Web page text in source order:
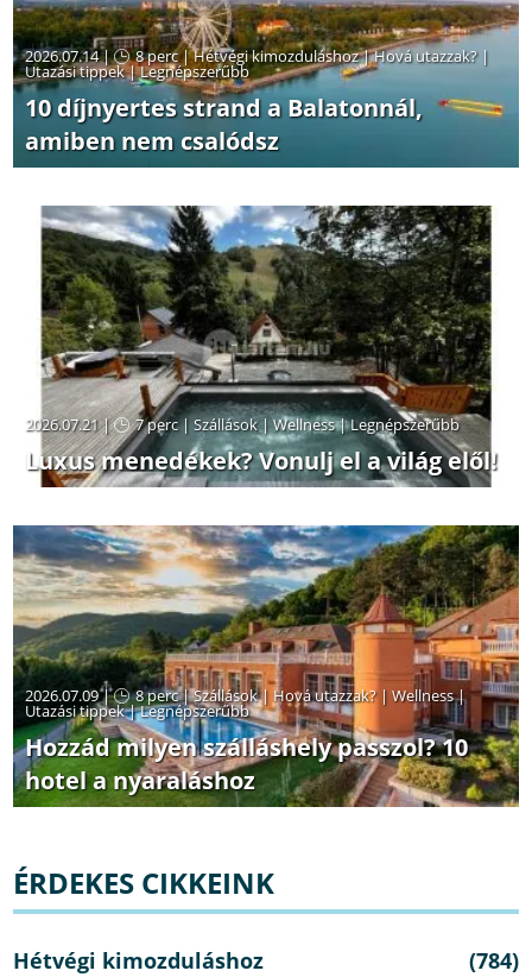
2026.07.14 | 8 perc|Hétvégi kimozduláshoz|Hová utazzak? |
Utazási tippek|Legnépszerűbb
10 díjnyertes strand a Balatonnál,
amiben nem csalódsz
2026.07.21 | 7 perc|Szállások|Wellness|Legnépszerűbb
Luxus menedékek? Vonulj el a világ elől!
2026.07.09 | 8 perc|Szállások| Hová utazzak? |Wellness|
Utazási tippek|Legnépszerűbb
Hozzád milyen szálláshely passzol? 10
hotel a nyaraláshoz
ÉRDEKES CIKKEINK
Hétvégi kimozduláshoz
(784)